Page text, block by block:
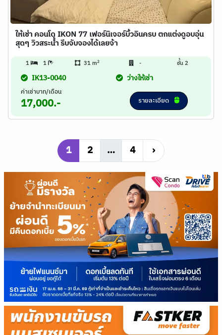
ให้เช่า คอนโด IKON 77 เฟอร์นิเจอร์บิ้วอินครบ ตกแต่งดูอบอุ่น
สุดๆ วิวสระน้ำ รีบจับจองได้เลยจ้า
1 1 31 m2 - ชั้น 2
IK13-0040 ว่างให้เช่า
ค่าเช่าบาท/เดือน
17,000.- รายละเอียด
1 2 … 4 ›